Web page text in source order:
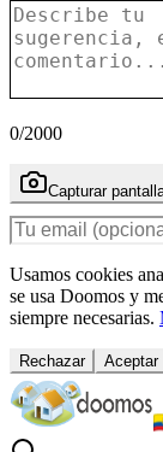
0/2000
Capturar
Usamos cookies
se usa Doomos y
siempre necesarias.
Rechazar Aceptar